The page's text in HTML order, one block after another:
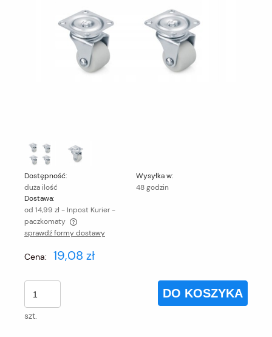
Dostępność:
duża ilość
Wysyłka w:
48 godzin
Dostawa:
od 14,99 zł- Inpost Kurier -
paczkomaty
Cena nie zawiera ewentualnych kosztów płatności
sprawdź formy dostawy
Cena: 19,08 zł
szt.
DO KOSZYKA